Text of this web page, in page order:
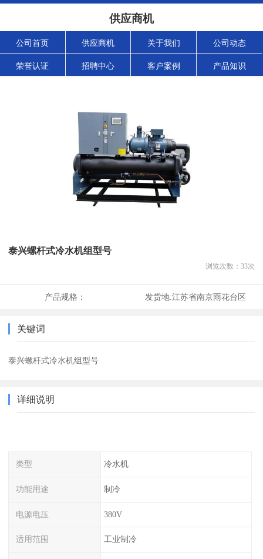
供应商机
公司首页 供应商机 关于我们 公司动态
荣誉认证 招聘中心 客户案例 产品知识
泰兴螺杆式冷水机组型号
浏览次数： 33次
产品规格： 发货地:江苏省南京雨花台区
关键词
泰兴螺杆式冷水机组型号
详细说明
类型 冷水机
功能用途 制冷
电源电压 380V
适用范围 工业制冷